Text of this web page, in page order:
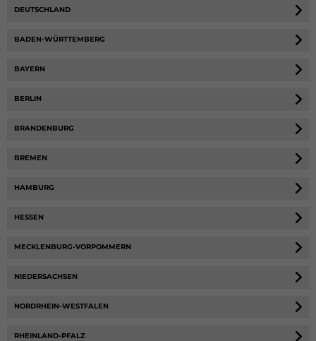
DEUTSCHLAND
BADEN-WÜRTTEMBERG
BAYERN
BERLIN
BRANDENBURG
BREMEN
HAMBURG
HESSEN
MECKLENBURG-VORPOMMERN
NIEDERSACHSEN
NORDRHEIN-WESTFALEN
RHEINLAND-PFALZ